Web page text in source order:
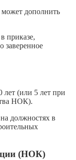
может дополнить
приказе,
заверенное
лет (или 5 лет при
НОК).
должностях в
(НОК)